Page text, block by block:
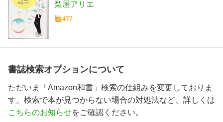
梨屋アリエ
477
書誌検索オプションについて
ただいま「Amazon和書」検索の仕組みを変更しておりま
す。検索で本が見つからない場合の対処法など、詳しくは
こちらのお知らせをご確認ください。